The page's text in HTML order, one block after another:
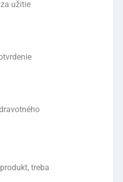
užitie
treba